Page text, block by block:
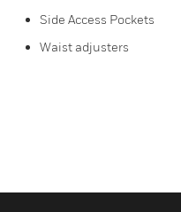
Side Access Pockets
Waist adjusters